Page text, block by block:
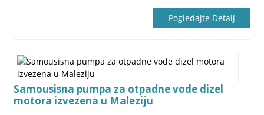
Pogledajte Detalj
Samousisna pumpa za otpadne vode dizel
motora izvezena u Maleziju